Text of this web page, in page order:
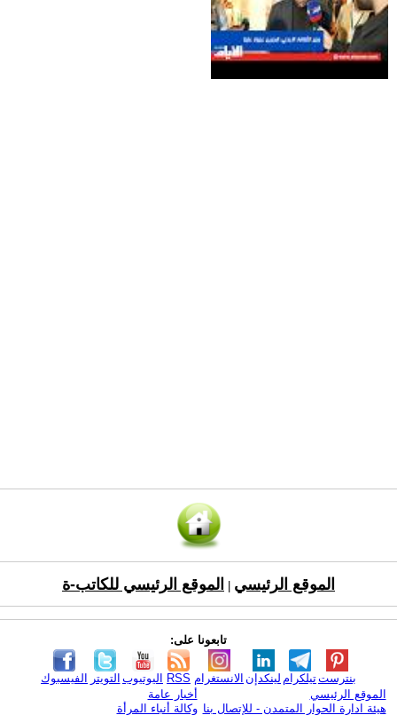
الموقع الرئيسي الموقع الرئيسي للكاتب-ة
تابعونا على:
الفيسبوك التويتر اليوتيوب RSS الانستغرام لينكدإن تيلكرامبنترست
الموقع الرئيسي
هيئة ادارة الحوار المتمدن - للإتصال بنا
أخبار عامة
وكالة أنباء المرأة